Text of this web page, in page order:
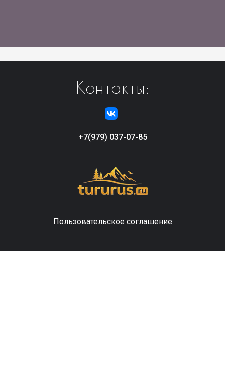
Контакты:
+7(979) 037-07-85
Пользовательское соглашение